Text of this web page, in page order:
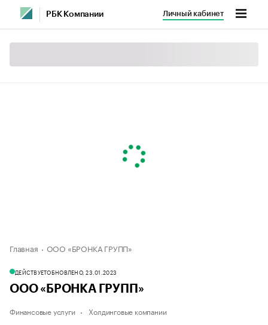
РБК Компании Личный кабинет
Главная ООО «БРОНКА ГРУПП»
ДЕЙСТВУЕТОБНОВЛЕНО, 23.01.2023
ООО «БРОНКА ГРУПП»
Финансовые услуги Холдинговые компании